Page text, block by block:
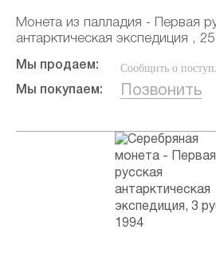
Монета из палладия - Первая
антарктическая экспедиция ,
Мы продаем: Сообщить о
Мы покупаем: Позвонить